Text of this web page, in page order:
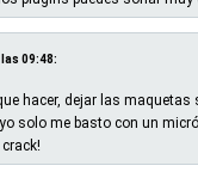
09:48:
hacer, dejar las
solo me basto con un